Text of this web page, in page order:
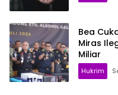
Bea
Miras
Miliar
Hukrim